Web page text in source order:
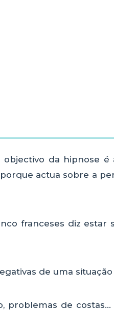
da hipnose é
actua sobre a
franceses diz estar
de uma situação
problemas de costas...